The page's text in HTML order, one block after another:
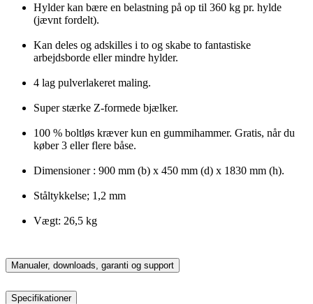
Hylder kan bære en belastning på op til 360 kg pr. hylde
(jævnt fordelt).
Kan deles og adskilles i to og skabe to fantastiske
arbejdsborde eller mindre hylder.
4 lag pulverlakeret maling.
Super stærke Z-formede bjælker.
100 % boltløs kræver kun en gummihammer. Gratis, når du
køber 3 eller flere båse.
Dimensioner : 900 mm (b) x 450 mm (d) x 1830 mm (h).
Ståltykkelse; 1,2 mm
Vægt: 26,5 kg
Manualer, downloads, garanti og support
Specifikationer